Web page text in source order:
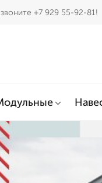
+7 929 55-92-81!